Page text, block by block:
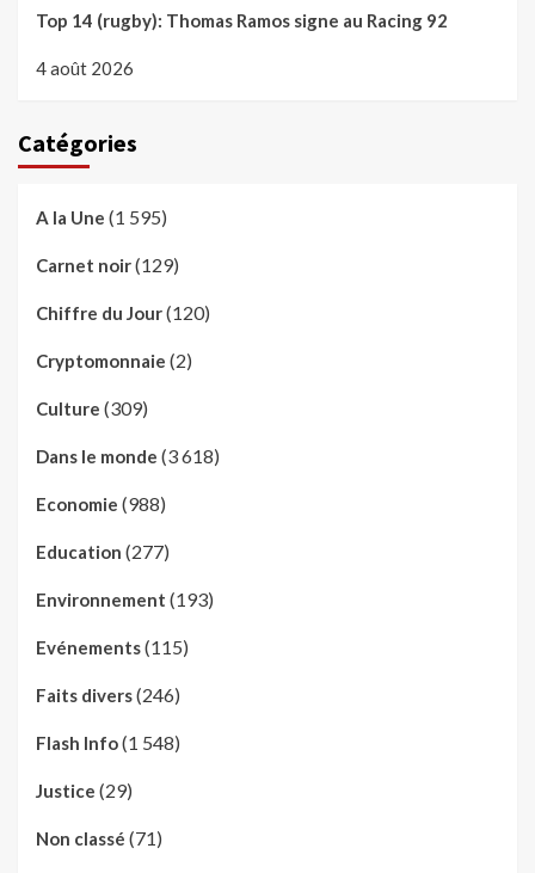
Top 14 (rugby): Thomas Ramos signe au Racing 92
4 août 2026
Catégories
A la Une (1 595)
Carnet noir(129)
Chiffre du Jour(120)
Cryptomonnaie (2)
Culture (309)
Dans le monde (3 618)
Economie (988)
Education (277)
Environnement (193)
Evénements(115)
Faits divers(246)
Flash Info(1 548)
Justice (29)
Non classé (71)